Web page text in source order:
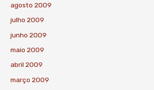
agosto 2009
julho 2009
junho 2009
maio 2009
abril 2009
março 2009